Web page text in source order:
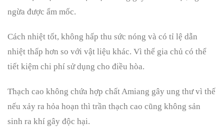
ngừa được ẩm mốc.
Cách nhiệt tốt, không hấp thu sức nóng và có tỉ lệ dẫn
nhiệt thấp hơn so với vật liệu khác. Vì thế gia chủ có thể
tiết kiệm chi phí sử dụng cho điều hòa.
Thạch cao không chứa hợp chất Amiang gây ung thư vì thế
nếu xảy ra hỏa hoạn thì trần thạch cao cũng không sản
sinh ra khí gây độc hại.